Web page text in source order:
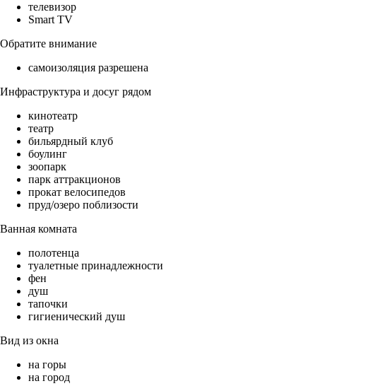
телевизор
Smart TV
Обратите внимание
самоизоляция разрешена
Инфраструктура и досуг рядом
кинотеатр
театр
бильярдный клуб
боулинг
зоопарк
парк аттракционов
прокат велосипедов
пруд/озеро поблизости
Ванная комната
полотенца
туалетные принадлежности
фен
душ
тапочки
гигиенический душ
Вид из окна
на горы
на город